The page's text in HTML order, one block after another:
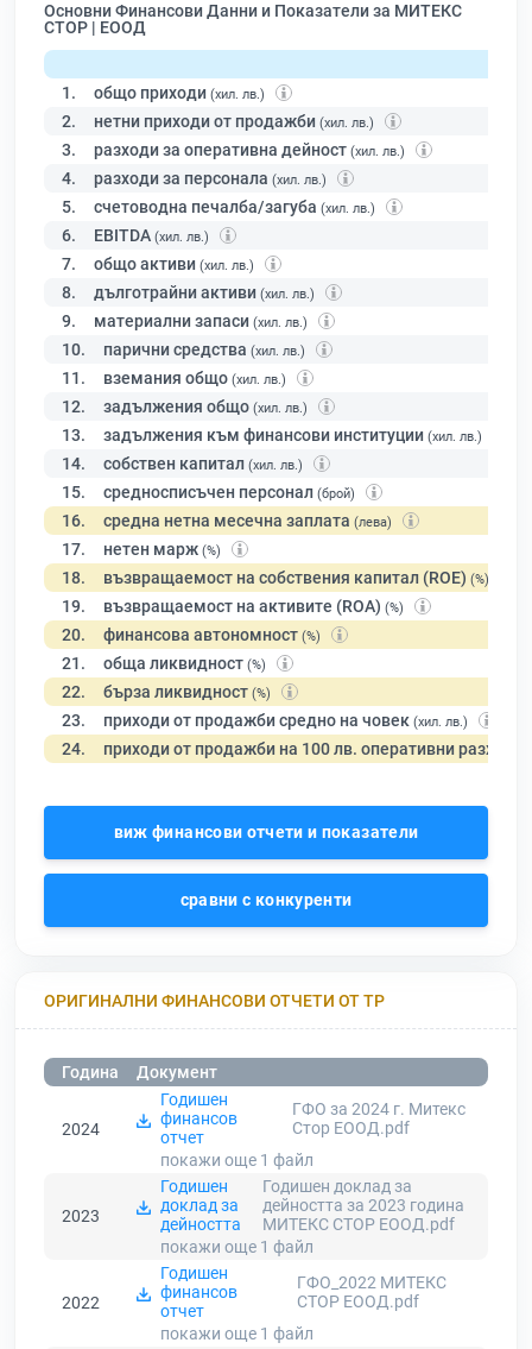
Основни Финансови Данни и Показатели за МИТЕКС
СТОР | ЕООД
1. общо приходи (хил. лв.)
2. нетни приходи от продажби (хил. лв.)
3. разходи за оперативна дейност (хил. лв.)
4. разходи за персонала (хил. лв.)
5. счетоводна печалба/загуба (хил. лв.)
6. EBITDA (хил. лв.)
7. общо активи (хил. лв.)
8. дълготрайни активи (хил. лв.)
9. материални запаси (хил. лв.)
10. парични средства (хил. лв.)
11. вземания общо (хил. лв.)
12. задължения общо (хил. лв.)
13. задължения към финансови институции (хил. лв.)
14. собствен капитал (хил. лв.)
15. средносписъчен персонал (брой)
16. средна нетна месечна заплата (лева)
17. нетен марж (%)
18. възвращаемост на собствения капитал (ROE) (%)
19. възвращаемост на активите (ROA) (%)
20. финансова автономност (%)
21. обща ликвидност (%)
22. бърза ликвидност (%)
23. приходи от продажби средно на човек (хил. лв.)
24. приходи от продажби на 100 лв. оперативни разходи
виж финансови отчети и показатели
сравни с конкуренти
ОРИГИНАЛНИ ФИНАНСОВИ ОТЧЕТИ ОТ ТР
Година Документ
2024
Годишен
финансов
отчет
ГФО за 2024 г. Митекс
Стор ЕООД.pdf
покажи още 1 файл
2023
Годишен
доклад за
дейността
Годишен доклад за
дейността за 2023 година
МИТЕКС СТОР ЕООД.pdf
покажи още 1 файл
2022
Годишен
финансов
отчет
ГФО_2022 МИТЕКС
СТОР ЕООД.pdf
покажи още 1 файл